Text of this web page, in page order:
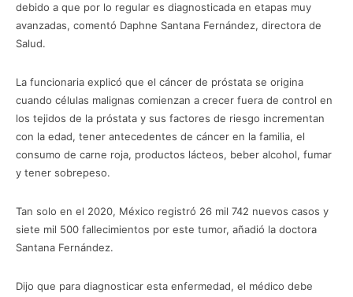
debido a que por lo regular es diagnosticada en etapas muy
avanzadas, comentó Daphne Santana Fernández, directora de
Salud.
La funcionaria explicó que el cáncer de próstata se origina
cuando células malignas comienzan a crecer fuera de control en
los tejidos de la próstata y sus factores de riesgo incrementan
con la edad, tener antecedentes de cáncer en la familia, el
consumo de carne roja, productos lácteos, beber alcohol, fumar
y tener sobrepeso.
Tan solo en el 2020, México registró 26 mil 742 nuevos casos y
siete mil 500 fallecimientos por este tumor, añadió la doctora
Santana Fernández.
Dijo que para diagnosticar esta enfermedad, el médico debe